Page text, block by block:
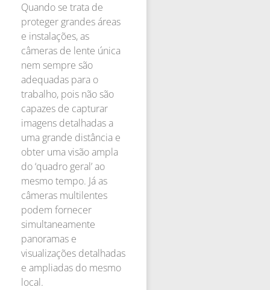
Quando se trata de
proteger grandes áreas
e instalações, as
câmeras de lente única
nem sempre são
adequadas para o
trabalho, pois não são
capazes de capturar
imagens detalhadas a
uma grande distância e
obter uma visão ampla
do ‘quadro geral’ ao
mesmo tempo. Já as
câmeras multilentes
podem fornecer
simultaneamente
panoramas e
visualizações detalhadas
e ampliadas do mesmo
local.